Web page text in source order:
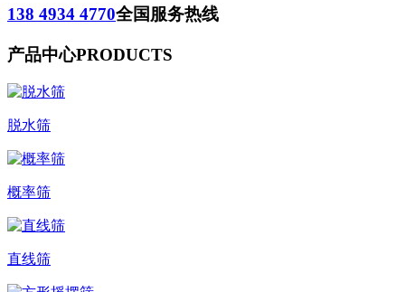
138 4934 4770全国服务热线
产品中心PRODUCTS
脱水筛
概率筛
直线筛